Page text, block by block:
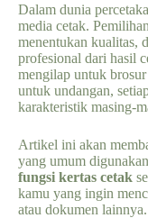
Dalam dunia
media cetak.
menentukan kualitas,
profesional dari hasil
mengilap untuk
untuk undangan,
karakteristik masing-
Artikel ini akan
yang umum
fungsi kertas cetak
kamu yang ingin
atau dokumen lainnya.